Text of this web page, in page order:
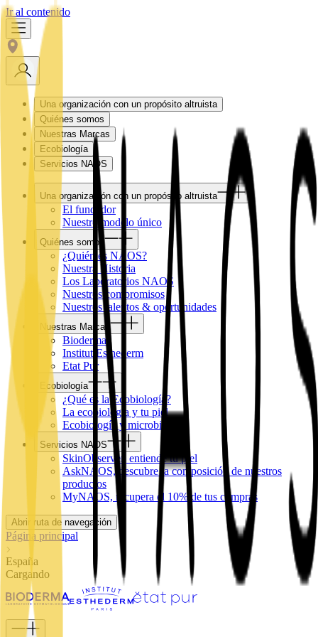
Ir al contenido
Una organización con un propósito altruista
Quiénes somos
Nuestras Marcas
Ecobiología
Servicios NAOS
Una organización con un propósito altruista
El fundador
Nuestro modelo único
Quiénes somos
¿Quién es NAOS?
Nuestra Historia
Los Laboratorios NAOS
Nuestros compromisos
Nuestros talentos & oportunidades
Nuestras Marcas
Bioderma
Institut Esthederm
Etat Pur
Ecobiología
¿Qué es la Ecobiología?
La ecobiología y tu piel
Ecobiología y microbioma
Servicios NAOS
SkinObserver, entiende tu piel
AskNAOS, descubre la composición de nuestros
productos
MyNAOS, recupera el 10% de tus compras
Abrir ruta de navegación
Página principal
España
Cargando